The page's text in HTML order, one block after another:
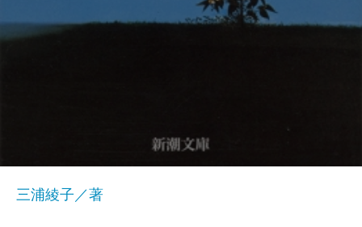
三浦綾子／著